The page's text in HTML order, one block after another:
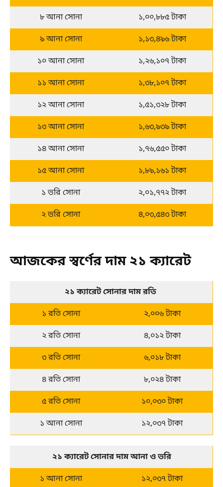
৮ আনা সোনা
১,০০,৮৮৫ টাকা
৯ আনা সোনা
১,১৩,৪৯৬ টাকা
১০ আনা সোনা
১,২৬,১০৭ টাকা
১১ আনা সোনা
১,৩৮,১০৭ টাকা
১২ আনা সোনা
১,৫১,৩২৮ টাকা
১৩ আনা সোনা
১,৬৩,৯৩৯ টাকা
১৪ আনা সোনা
১,৭৬,৫৫০ টাকা
১৫ আনা সোনা
১,৮৯,১৬১ টাকা
১ ভরি সোনা
২,০১,৭৭২ টাকা
২ ভরি সোনা
৪,০৩,৫৪৩ টাকা
আজকের স্বর্ণের দাম ২১ ক্যারেট
২১ ক্যারেট সোনার দাম রতি
১ রতি সোনা
২,০০৬ টাকা
২ রতি সোনা
৪,০১২ টাকা
৩ রতি সোনা
৬,০১৮ টাকা
৪ রতি সোনা
৮,০২৪ টাকা
৫ রতি সোনা
১০,০৩০ টাকা
১ আনা সোনা
১২,০৩৭ টাকা
২১ ক্যারেট সোনার দাম আনা ও ভরি
১ আনা সোনা
১২,০৩৭ টাকা